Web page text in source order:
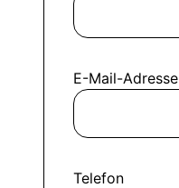
E-Mail-Adresse
Telefon